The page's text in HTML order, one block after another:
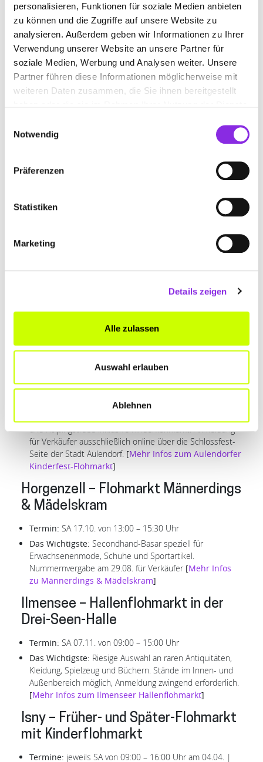
personalisieren, Funktionen für soziale Medien anbieten
zu können und die Zugriffe auf unsere Website zu
analysieren. Außerdem geben wir Informationen zu Ihrer
Verwendung unserer Website an unsere Partner für
soziale Medien, Werbung und Analysen weiter. Unsere
Partner führen diese Informationen möglicherweise mit
weiteren Daten zusammen, die Sie ihnen bereitgestellt
Notwendig
Präferenzen
Statistiken
Marketing
Details zeigen
Alle zulassen
Auswahl erlauben
Ablehnen
Termin:SA 19.09. von 10:00 – 15:00 Uhr
Das Wichtigste: Elektronik, Computer, Amateurfunk.
Jugendarbeit mit Löt- und Bastelecke. Teilnahme mit und
ohne Voranmeldung möglich; Sackkarren und Rollwägen
vor Ort.[Mehr Infos zum Amateurfunkflohmarkt]
Weitere Flohmärkte in eurer
Aulendorf – Flohmarkt zum Schloss-
und Kinderfest
SA 15.08. & SO 16.08. von 12:00 – 17:00 Uhr
und Kolpingstraße inklusive Kinderflohmarkt. Anmeldung
für Verkäufer ausschließlich online über die Schlossfest-
Seite der Stadt Aulendorf. [Mehr Infos zum Aulendorfer
Kinderfest-Flohmarkt]
Horgenzell – Flohmarkt Männerdings
& Mädelskram
Termin: SA 17.10. von 13:00 – 15:30 Uhr
Das Wichtigste: Secondhand-Basar speziell für
Erwachsenenmode, Schuhe und Sportartikel.
Nummernvergabe am 29.08. für Verkäufer [Mehr Infos
zu Männerdings & Mädelskram]
Ilmensee – Hallenflohmarkt in der
Drei-Seen-Halle
Termin: SA 07.11. von 09:00 – 15:00 Uhr
Das Wichtigste: Riesige Auswahl an raren Antiquitäten,
Kleidung, Spielzeug und Büchern. Stände im Innen- und
Außenbereich möglich, Anmeldung zwingend erforderlich.
[Mehr Infos zum Ilmenseer Hallenflohmarkt]
Isny – Früher- und Später-Flohmarkt
mit Kinderflohmarkt
Termine: jeweils SA von 09:00 – 16:00 Uhr am 04.04. |